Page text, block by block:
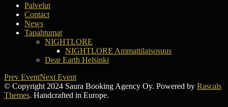
Palvelut
Contact
News
Tapahtumat
NIGHTLORE
NIGHTLORE Ammattilaisosuus
Dear Earth Helsinki
Prev EventNext Event
© Copyright 2024 Saura Booking Agency Oy. Powered by Rascals
Themes. Handcrafted in Europe.